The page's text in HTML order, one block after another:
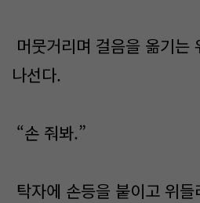
머뭇거리며 걸음을 옮기는
나선다.
“손 줘봐.”
탁자에 손등을 붙이고 위